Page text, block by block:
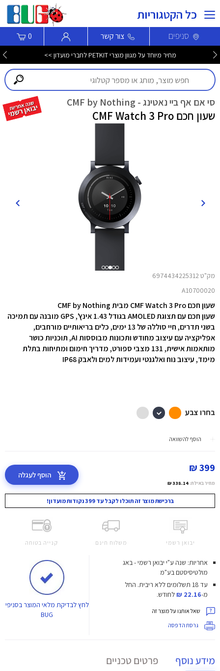
כל הקטגוריות
סניפים צור קשר 0
מחיר מיוחד על מגוון מוצרי PETKIT לחברי מועדון >>
סי אם אף ביי נאטינג - CMF by Nothing
שעון חכם CMF Watch 3 Pro
מק"ט 6974434225312
A10700020
שעון חכם CMF Watch 3 Pro מבית CMF by Nothing
שעון חכם עם תצוגת AMOLED בגודל 1.43 אינץ',
GPS מובנה עם תמיכה
בשני תדרים,
חיי סוללה של 13 ימים, כלים בריאותיים מורחבים,
אפליקציה עם עיצוב מחודש ותכונות מבוססות AI, תוכניות כושר
מותאמות אישית, 131 מצבי ספורט, מדריך חימום ומתיחות בתלת
מימד, עיצוב נוח ואלגנטי ועמידות למים ולאבק IP68
בחרו צבע
הוסף להשוואה
399 ₪
מחיר באילת: 338.14 ₪
הוסף לעגלה
ברכישת מוצר זה תוכלו לקבל עד 399 נקודות מועדון!
יבואן רשמי משלוח חינם קנייה בטוחה
אחריות: שנה ע"י יבואן רשמי - באג
מולטיסיסטם בע"מ
עד 18 תשלומים ללא ריבית.
החל
מ-22.16 ₪ לחודש.
שאל אותנו על מוצר זה
גרסת הדפסה
לחץלבדיקת מלאי המוצר בסניפי
BUG
מידע נוסף פרטים טכניים